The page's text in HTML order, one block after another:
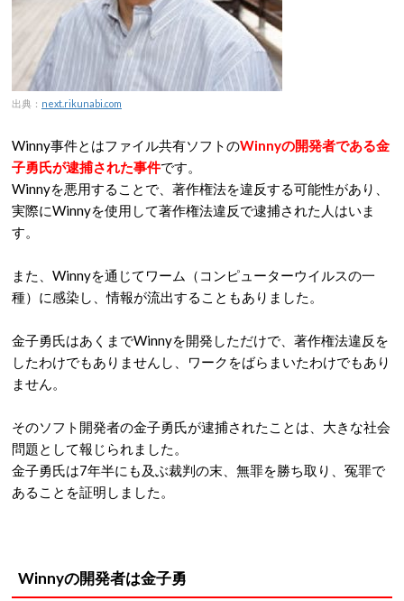
出典： next.rikunabi.com
Winny事件とはファイル共有ソフトのWinnyの開発者である金
子勇氏が逮捕された事件です。
Winnyを悪用することで、著作権法を違反する可能性があり、
実際にWinnyを使用して著作権法違反で逮捕された人はいま
す。
また、Winnyを通じてワーム（コンピューターウイルスの一
種）に感染し、情報が流出することもありました。
金子勇氏はあくまでWinnyを開発しただけで、著作権法違反を
したわけでもありませんし、ワークをばらまいたわけでもあり
ません。
そのソフト開発者の金子勇氏が逮捕されたことは、大きな社会
問題として報じられました。
金子勇氏は7年半にも及ぶ裁判の末、無罪を勝ち取り、冤罪で
あることを証明しました。
Winnyの開発者は金子勇